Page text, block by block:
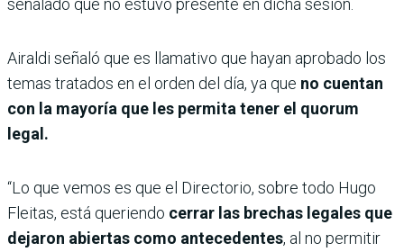
Airaldi señaló que es llamativo que hayan aprobado los
temas tratados en el orden del día, ya que no cuentan
con la mayoría que les permita tener el quorum
legal.
“Lo que vemos es que el Directorio, sobre todo Hugo
Fleitas, está queriendo cerrar las brechas legales que
dejaron abiertas como antecedentes, al no permitir